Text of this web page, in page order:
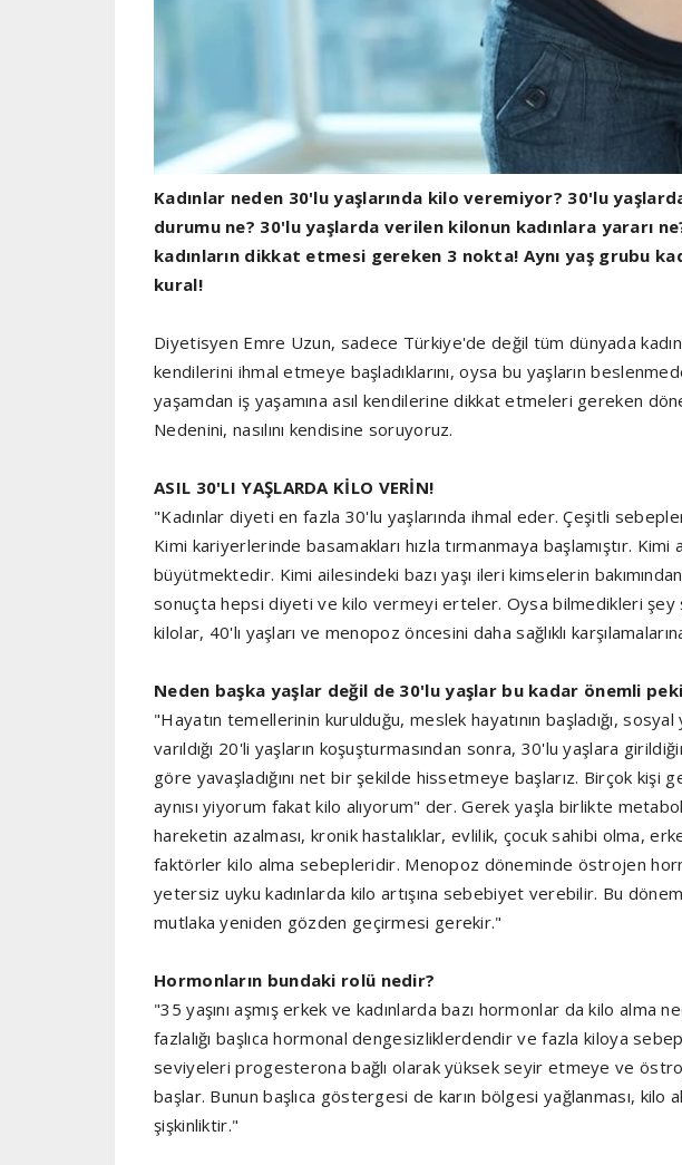
Kadınlar neden 30'lu yaşlarında kilo veremiyor? 30'lu
durumu ne? 30'lu yaşlarda verilen kilonun kadınlara yararı
kadınların dikkat etmesi gereken 3 nokta! Aynı yaş grubu
kural!
Diyetisyen Emre Uzun, sadece Türkiye'de değil tüm dünyada
kendilerini ihmal etmeye başladıklarını, oysa bu yaşların
yaşamdan iş yaşamına asıl kendilerine dikkat etmeleri gereken
Nedenini, nasılını kendisine soruyoruz.
ASIL 30'LI YAŞLARDA KİLO VERİN!
"Kadınlar diyeti en fazla 30'lu yaşlarında ihmal eder. Çeşitli
Kimi kariyerlerinde basamakları hızla tırmanmaya başlamıştır. Kimi
büyütmektedir. Kimi ailesindeki bazı yaşı ileri kimselerin
sonuçta hepsi diyeti ve kilo vermeyi erteler. Oysa bilmedikleri şey
kilolar, 40'lı yaşları ve menopoz öncesini daha sağlıklı
Neden başka yaşlar değil de 30'lu yaşlar bu kadar önemli
"Hayatın temellerinin kurulduğu, meslek hayatının başladığı,
varıldığı 20'li yaşların koşuşturmasından sonra, 30'lu yaşlara
göre yavaşladığını net bir şekilde hissetmeye başlarız. Birçok kişi
aynısı yiyorum fakat kilo alıyorum" der. Gerek yaşla birlikte
hareketin azalması, kronik hastalıklar, evlilik, çocuk sahibi olma,
faktörler kilo alma sebepleridir. Menopoz döneminde östrojen
yetersiz uyku kadınlarda kilo artışına sebebiyet verebilir. Bu
mutlaka yeniden gözden geçirmesi gerekir."
Hormonların bundaki rolü nedir?
"35 yaşını aşmış erkek ve kadınlarda bazı hormonlar da kilo alma
fazlalığı başlıca hormonal dengesizliklerdendir ve fazla kiloya
seviyeleri progesterona bağlı olarak yüksek seyir etmeye ve
başlar. Bunun başlıca göstergesi de karın bölgesi yağlanması, kilo
şişkinliktir."